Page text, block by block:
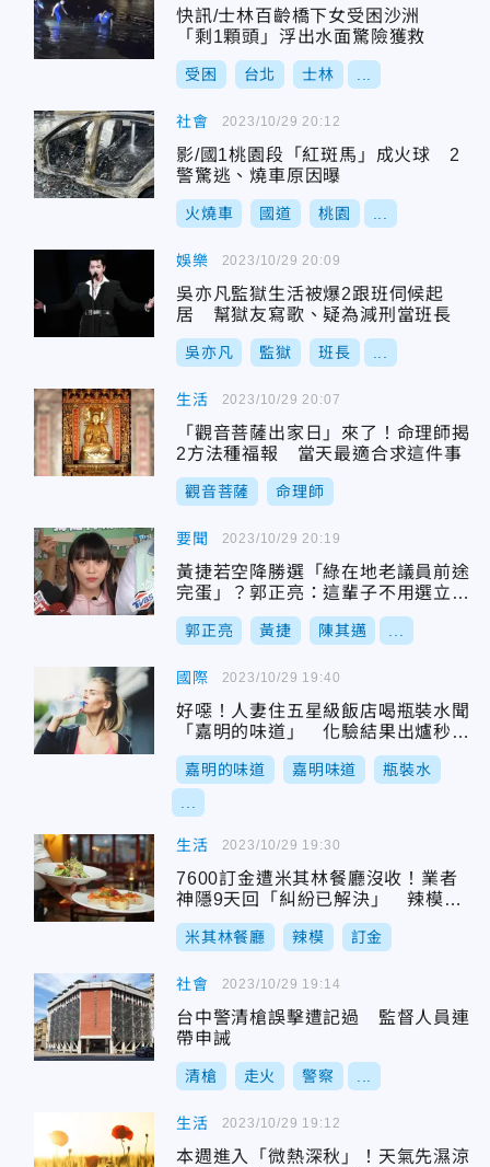
快訊/士林百齡橋下女受困沙洲
「剩1顆頭」浮出水面驚險獲救
受困 台北 士林
社會
影/國1桃園段「紅斑馬」成火球 2
警驚逃、燒車原因曝
火燒車 國道 桃園
2023/10/29 20:12
娛樂
吳亦凡監獄生活被爆2跟班伺候起
居 幫獄友寫歌、疑為減刑當班長
吳亦凡 監獄 班長
2023/10/29 20:09
生活
「觀音菩薩出家日」來了！命理師揭
2方法種福報 當天最適合求這件事
觀音菩薩 命理師
2023/10/29 20:07
要聞
黃捷若空降勝選「綠在地老議員前途
完蛋」？郭正亮：這輩子不用選立委
了
郭正亮 黃捷 陳其邁
2023/10/29 20:19
國際
好噁！人妻住五星級飯店喝瓶裝水聞
「嘉明的味道」 化驗結果出爐秒崩
潰
嘉明的味道 嘉明味道 瓶裝水
2023/10/29 19:40
生活
7600訂金遭米其林餐廳沒收！業者
神隱9天回「糾紛已解決」 辣模發
聲力挺
米其林餐廳 辣模 訂金
2023/10/29 19:30
社會
台中警清槍誤擊遭記過 監督人員連
帶申誡
清槍 走火 警察
2023/10/29 19:14
生活
本週進入「微熱深秋」！天氣先濕涼
2023/10/29 19:12